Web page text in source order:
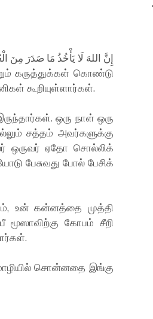
إِنَّ اللهَ لَا يَأْخُذُ مَا صَدَرَ مِنَ
கருத்துக்கள் கொண்டு
கூறியுள்ளார்கள்.
ஒரு நாள் ஒரு
சத்தம் அவர்களுக்கு
ஒருவர் ஏதோ சொல்லிக்
பேசுவது போல் பேசிக்
உன் கன்னத்தை முத்தி
கோபம் சீறி
சொன்னதை இங்கு